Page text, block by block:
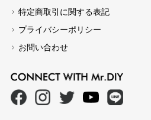
特定商取引に関する表記
プライバシーポリシー
お問い合わせ